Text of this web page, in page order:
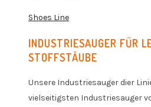
Shoes Line
INDUSTRIESAUGER FŰR
STOFFSTÄUBE
Unsere Industriesauger dier
vielseitigsten Industriesauger